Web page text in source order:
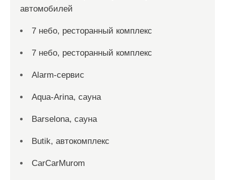
автомобилей
7 небо, ресторанный комплекс
7 небо, ресторанный комплекс
Alarm-сервис
Aqua-Arina, сауна
Barselona, сауна
Butik, автокомплекс
CarCarMurom